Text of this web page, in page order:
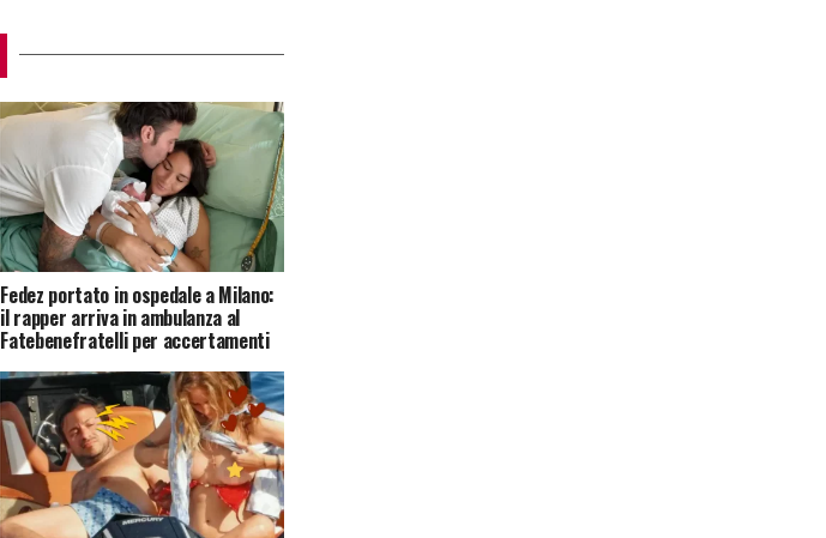
Fedez portato in ospedale a Milano:
il rapper arriva in ambulanza al
Fatebenefratelli per accertamenti